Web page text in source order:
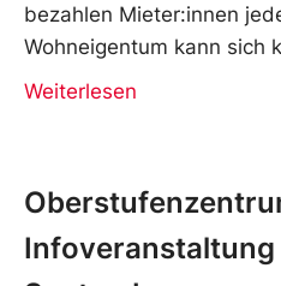
bezahlen Mieter:innen
Wohneigentum kann sich
Weiterlesen
Infoveranstaltung